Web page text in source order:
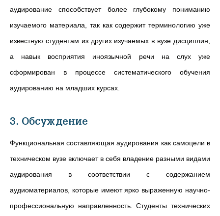
аудирование способствует более глубокому пониманию
изучаемого материала, так как содержит терминологию уже
известную студентам из других изучаемых в вузе дисциплин,
а навык восприятия иноязычной речи на слух уже
сформирован в процессе систематического обучения
аудированию на младших курсах.
3. Обсуждение
Функциональная составляющая аудирования как самоцели в
техническом вузе включает в себя владение разными видами
аудирования в соответствии с содержанием
аудиоматериалов, которые имеют ярко выраженную научно-
профессиональную направленность. Студенты технических